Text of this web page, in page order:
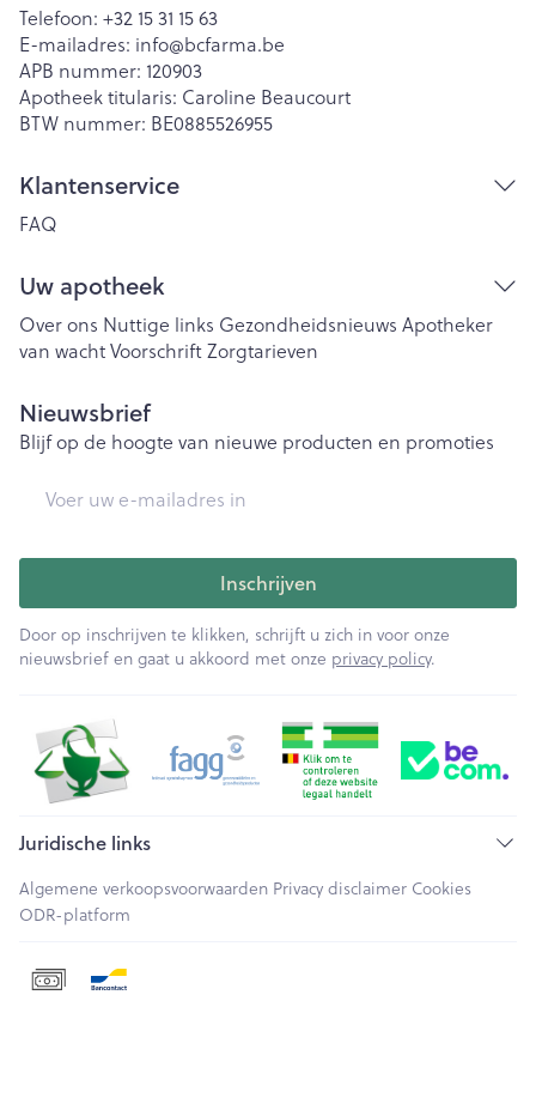
Telefoon: +32 15 31 15 63
E-mailadres: info@bcfarma.be
APB nummer: 120903
Apotheek titularis: Caroline Beaucourt
BTW nummer: BE0885526955
Klantenservice
FAQ
Uw apotheek
Over ons Nuttige links Gezondheidsnieuws Apotheker
van wachtVoorschriftZorgtarieven
Nieuwsbrief
Blijf op de hoogte van nieuwe producten en promoties
Inschrijven
Door op inschrijven te klikken, schrijft u zich in voor onze
nieuwsbrief en gaat u akkoord met onze privacy policy.
Juridische links
Algemene verkoopsvoorwaarden Privacy disclaimer Cookies
ODR-platform